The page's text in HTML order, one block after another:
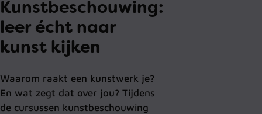
Kunstbeschouwing:
leer écht naar
kunst kijken
Waarom raakt een kunstwerk je?
En wat zegt dat over jou? Tijdens
de cursussen kunstbeschouwing